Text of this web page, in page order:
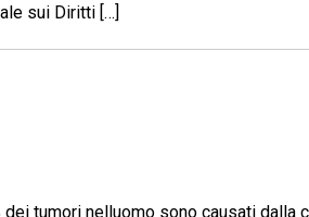
sui Diritti […]
tumori nelluomo sono causati dalla